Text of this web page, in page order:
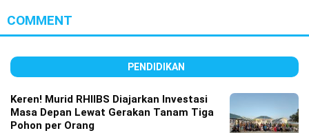
COMMENT
PENDIDIKAN
Keren! Murid RHIIBS Diajarkan Investasi
Masa Depan Lewat Gerakan Tanam Tiga
Pohon per Orang